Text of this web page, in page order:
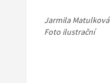
Jarmila Matulková
Foto ilustrační